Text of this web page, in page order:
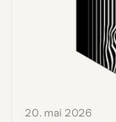
20. mai 2026